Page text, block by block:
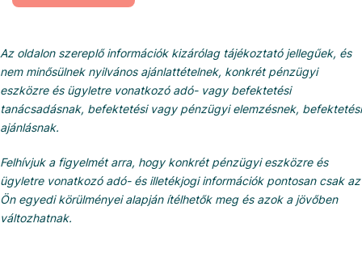
Az oldalon szereplő információk kizárólag tájékoztató jellegűek, és
nem minősülnek nyilvános ajánlattételnek, konkrét pénzügyi
eszközre és ügyletre vonatkozó adó- vagy befektetési
tanácsadásnak, befektetési vagy pénzügyi elemzésnek, befektetési
ajánlásnak.
Felhívjuk a figyelmét arra, hogy konkrét pénzügyi eszközre és
ügyletre vonatkozó adó- és illetékjogi információk pontosan csak az
Ön egyedi körülményei alapján ítélhetők meg és azok a jövőben
változhatnak.